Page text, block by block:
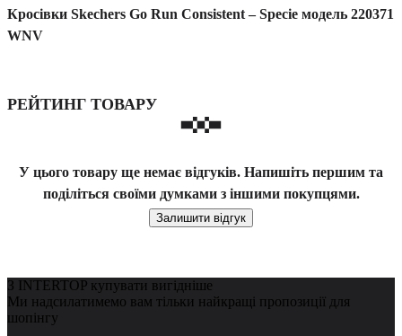
Кросівки Skechers Go Run Consistent – Specie модель 220371
WNV
РЕЙТИНГ ТОВАРУ
У цього товару ще немає відгуків. Напишіть першим та
поділіться своїми думками з іншими покупцями.
Залишити відгук
З INTERTOP купувати вигідніше
Ми надсилатимемо вам тільки найкращі пропозиції для
шопінгу